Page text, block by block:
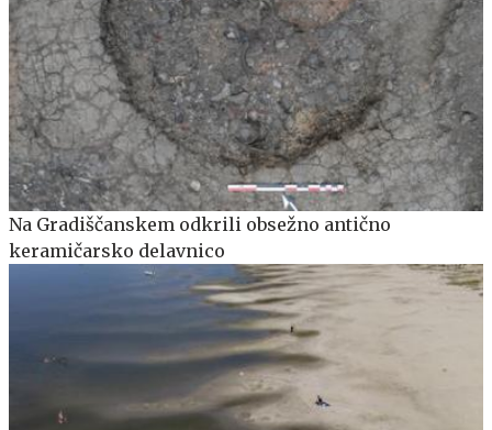
Na Gradiščanskem odkrili obsežno antično
keramičarsko delavnico